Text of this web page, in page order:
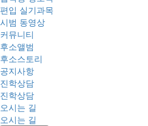
편입 실기과목
시범 동영상
커뮤니티
후소앨범
후소스토리
공지사항
진학상담
진학상담
오시는 길
오시는 길